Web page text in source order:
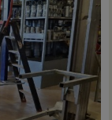
in
Hardenberg
en
Sibculo